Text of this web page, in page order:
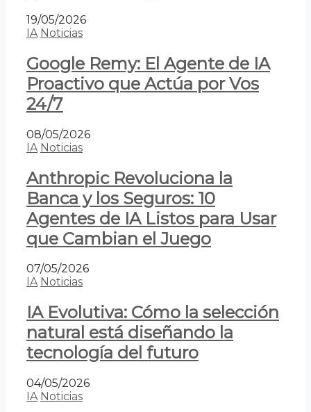
19/05/2026
IA Noticias
Google Remy: El Agente de IA
Proactivo que Actúa por Vos
24/7
08/05/2026
IA Noticias
Anthropic Revoluciona la
Banca y los Seguros: 10
Agentes de IA Listos para Usar
que Cambian el Juego
07/05/2026
IA Noticias
IA Evolutiva: Cómo la selección
natural está diseñando la
tecnología del futuro
04/05/2026
IA Noticias